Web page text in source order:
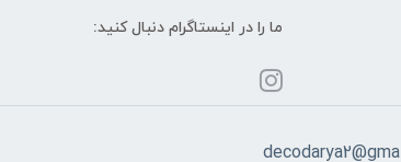
ما را در اینستاگرام دنبال کنید: